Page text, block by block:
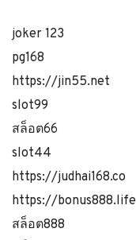
joker 123
pg168
https://jin55.net
slot99
สล็อต66
slot44
https://judhai168.co
https://bonus888.life
สล็อต888